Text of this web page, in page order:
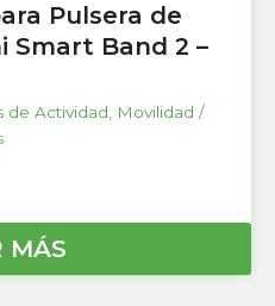
Pulsera de
Smart Band 2 –
de Actividad, Movilidad /
MÁS